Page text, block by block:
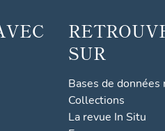
SUR
Bases de données
Collections
La revue In Situ